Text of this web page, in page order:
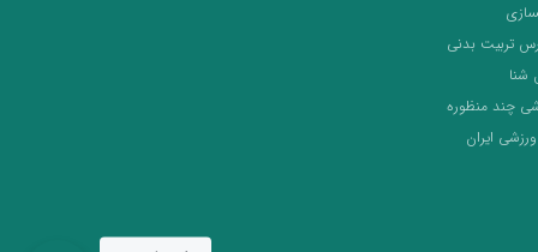
تربیت بدنی
شنا
چند منظوره
ایران